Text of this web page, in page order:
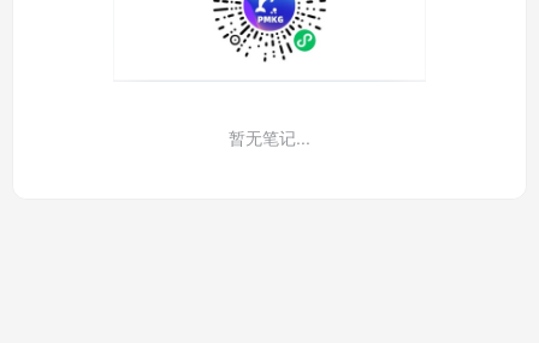
暂无笔记...